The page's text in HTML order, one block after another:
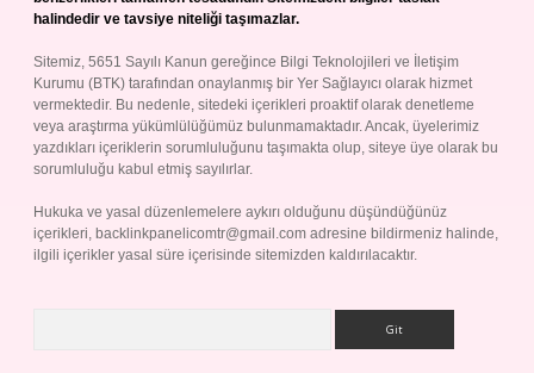
halindedir ve tavsiye niteliği taşımazlar.
Sitemiz, 5651 Sayılı Kanun gereğince Bilgi Teknolojileri ve İletişim
Kurumu (BTK) tarafından onaylanmış bir Yer Sağlayıcı olarak hizmet
vermektedir. Bu nedenle, sitedeki içerikleri proaktif olarak denetleme
veya araştırma yükümlülüğümüz bulunmamaktadır. Ancak, üyelerimiz
yazdıkları içeriklerin sorumluluğunu taşımakta olup, siteye üye olarak bu
sorumluluğu kabul etmiş sayılırlar.
Hukuka ve yasal düzenlemelere aykırı olduğunu düşündüğünüz
içerikleri, backlinkpanelicomtr@gmail.com adresine bildirmeniz halinde,
ilgili içerikler yasal süre içerisinde sitemizden kaldırılacaktır.